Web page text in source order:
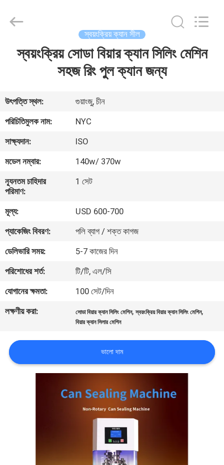
বাড়ি
আমাদের
সম্পর্কে
কারখানা
ভ্রমণ
মান
নিয়ন্ত্রণ
যোগাযোগ
করুন
খবর
কেস
Co.,Ltd..
স্বয়ংক্রিয় ক্যান সীল
স্বয়ংক্রিয় সোডা বিয়ার ক্যান সিলিং মেশিন
সহজ রিং পুল ক্যান জন্য
উৎপত্তি স্থল:
গুয়াংজু, চীন
পরিচিতিমুলক নাম:
NYC
সাক্ষ্যদান:
ISO
মডেল নম্বার:
140w/ 370w
ন্যূনতম চাহিদার
পরিমাণ:
1 সেট
মূল্য:
USD 600-700
প্যাকেজিং বিবরণ:
পলি ব্যাগ / শক্ত কাগজ
ডেলিভারি সময়:
5-7 কাজের দিন
পরিশোধের শর্ত:
টি/টি, এল/সি
যোগানের ক্ষমতা:
100 সেট/দিন
লক্ষণীয় করা:
সোডা বিয়ার ক্যান সিলিং মেশিন,স্বয়ংক্রিয় বিয়ার ক্যান সিলিং মেশিন,
বিয়ার ক্যান সিলার মেশিন
ভালো দাম